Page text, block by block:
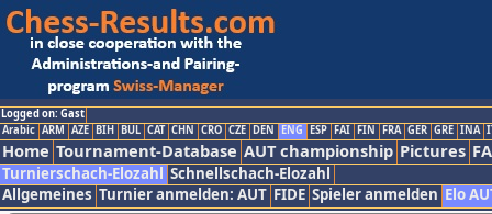
Logged on: Gast
Arabic ARM AZE BIH BUL CAT CHN CRO CZE DEN ENG ESP FAI FIN FRA GER GRE INA
Home Tournament-Database AUT championship Pictures
Turnierschach-Elozahl Schnellschach-Elozahl
Allgemeines Turnier anmelden: AUT FIDE Spieler anmelden Elo